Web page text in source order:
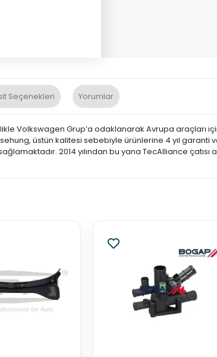
Seçenekleri Yorumlar
Volkswagen Grup’a odaklanarak Avrupa
üstün kalitesi sebebiyle ürünlerine 4 yıl
2014 yılından bu yana TecAlliance çatısı